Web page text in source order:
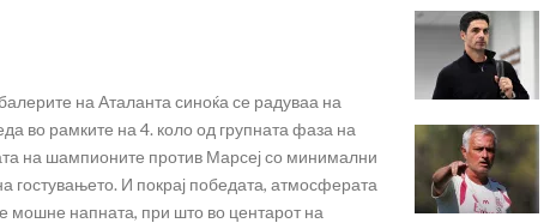
на Аталанта синоќа се радуваа на
во рамките на 4. коло од групната фаза на
на шампионите против Марсеј со минимални
гостувањето. И покрај победата, атмосферата
мошне напната, при што во центарот на